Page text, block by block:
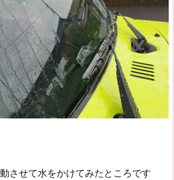
させて水をかけてみたところです